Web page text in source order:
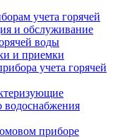
учета горячей
и обслуживание
воды
и приемки
учета горячей
водоснабжения
приборе